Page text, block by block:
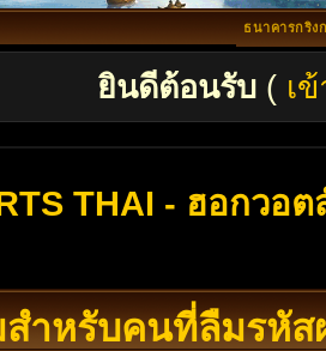
ธนาคารกริง
ยินดีต้อนรับ( เ
THAI - ฮอกวอต
ำหรับคนที่ลืมรหัส